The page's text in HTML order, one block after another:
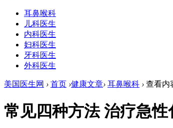
耳鼻喉科
儿科医生
内科医生
妇科医生
牙科医生
外科医生
美国医生网 › 首页 ›健康文章› 耳鼻喉科 › 查看内
常见四种方法 治疗急